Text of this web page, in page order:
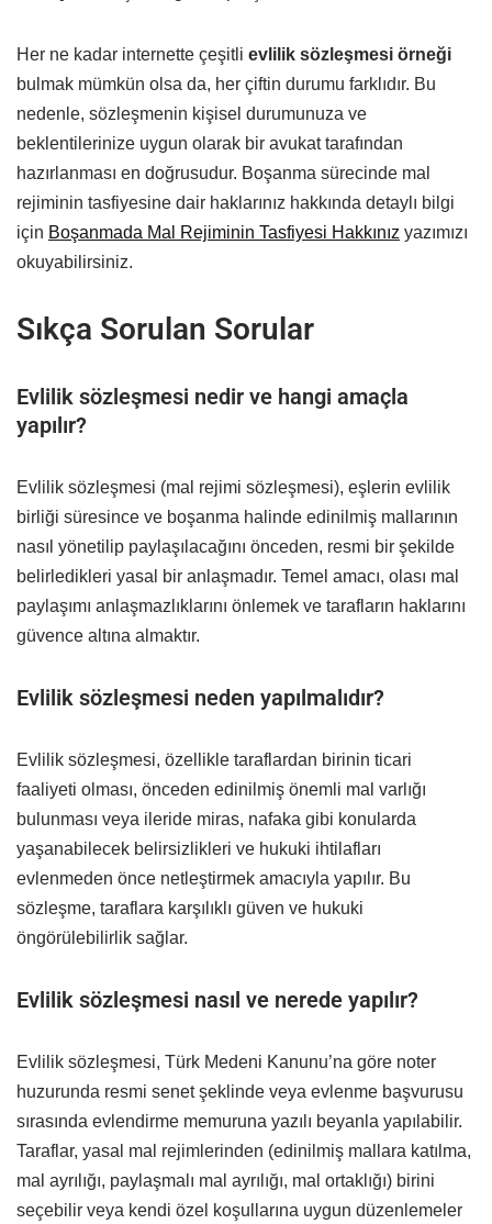
Her ne kadar internette çeşitli evlilik sözleşmesi örneği
bulmak mümkün olsa da, her çiftin durumu farklıdır. Bu
nedenle, sözleşmenin kişisel durumunuza ve
beklentilerinize uygun olarak bir avukat tarafından
hazırlanması en doğrusudur. Boşanma sürecinde mal
rejiminin tasfiyesine dair haklarınız hakkında detaylı bilgi
için Boşanmada Mal Rejiminin Tasfiyesi Hakkınız yazımızı
okuyabilirsiniz.
Sıkça Sorulan Sorular
Evlilik sözleşmesi nedir ve hangi amaçla
yapılır?
Evlilik sözleşmesi (mal rejimi sözleşmesi), eşlerin evlilik
birliği süresince ve boşanma halinde edinilmiş mallarının
nasıl yönetilip paylaşılacağını önceden, resmi bir şekilde
belirledikleri yasal bir anlaşmadır. Temel amacı, olası mal
paylaşımı anlaşmazlıklarını önlemek ve tarafların haklarını
güvence altına almaktır.
Evlilik sözleşmesi neden yapılmalıdır?
Evlilik sözleşmesi, özellikle taraflardan birinin ticari
faaliyeti olması, önceden edinilmiş önemli mal varlığı
bulunması veya ileride miras, nafaka gibi konularda
yaşanabilecek belirsizlikleri ve hukuki ihtilafları
evlenmeden önce netleştirmek amacıyla yapılır. Bu
sözleşme, taraflara karşılıklı güven ve hukuki
öngörülebilirlik sağlar.
Evlilik sözleşmesi nasıl ve nerede yapılır?
Evlilik sözleşmesi, Türk Medeni Kanunu’na göre noter
huzurunda resmi senet şeklinde veya evlenme başvurusu
sırasında evlendirme memuruna yazılı beyanla yapılabilir.
Taraflar, yasal mal rejimlerinden (edinilmiş mallara katılma,
mal ayrılığı, paylaşmalı mal ayrılığı, mal ortaklığı) birini
seçebilir veya kendi özel koşullarına uygun düzenlemeler